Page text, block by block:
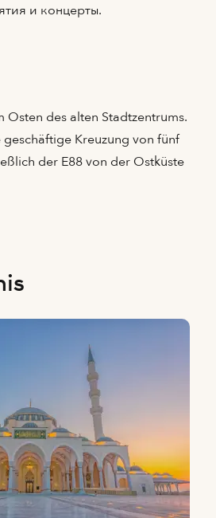
и концерты.
Osten des alten Stadtzentrums.
Kreuzung von fünf
der E88 von der Ostküste